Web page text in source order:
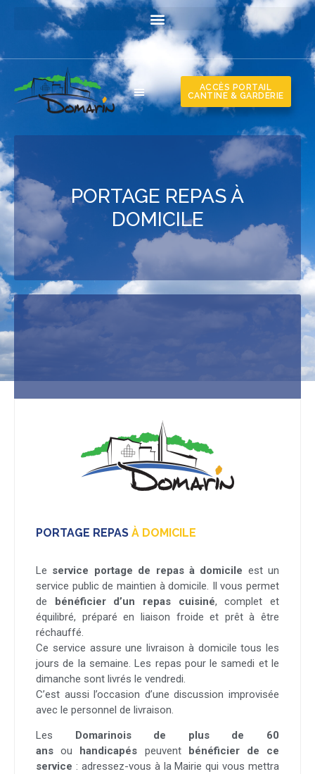
ACCÈS PORTAIL
CANTINE & GARDERIE
PORTAGE REPAS À
DOMICILE
PORTAGE REPAS À DOMICILE
Le service portage de repas à domicile est un
service public de maintien à domicile. Il vous permet
de bénéficier d’un repas cuisiné, complet et
équilibré, préparé en liaison froide et prêt à être
réchauffé.
Ce service assure une livraison à domicile tous les
jours de la semaine. Les repas pour le samedi et le
dimanche sont livrés le vendredi.
C’est aussi l’occasion d’une discussion improvisée
avec le personnel de livraison.
Les Domarinois de plus de 60
ans ou handicapés peuvent bénéficier de ce
service : adressez-vous à la Mairie qui vous mettra